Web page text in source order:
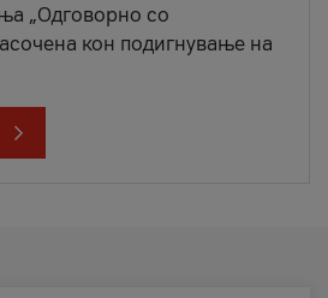
„Одговорно со
кон подигнување на